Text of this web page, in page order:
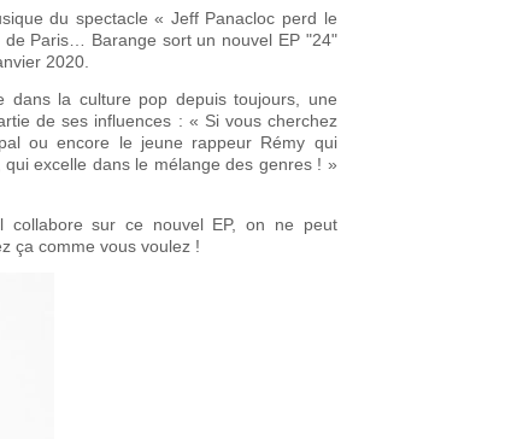
du spectacle « Jeff Panacloc perd le
Paris… Barange sort un nouvel EP "24"
2020.
dans la culture pop depuis toujours, une
de ses influences : « Si vous cherchez
ou encore le jeune rappeur Rémy qui
excelle dans le mélange des genres ! »
collabore sur ce nouvel EP, on ne peut
ça comme vous voulez !